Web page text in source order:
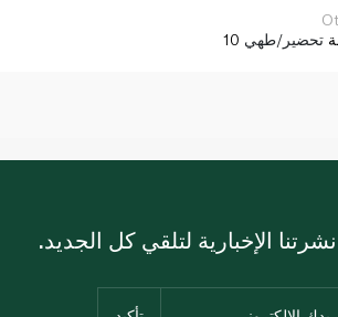
تحضير/طهي
الإخبارية لتلقي كل الجديد.